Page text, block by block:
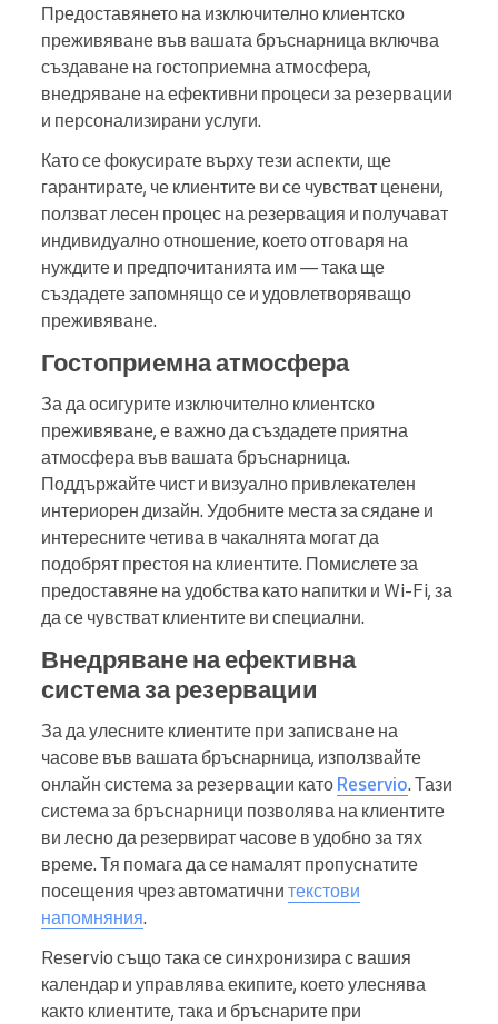
Предоставянето на изключително клиентско
преживяване във вашата бръснарница включва
създаване на гостоприемна атмосфера,
внедряване на ефективни процеси за резервации
и персонализирани услуги.
Като се фокусирате върху тези аспекти, ще
гарантирате, че клиентите ви се чувстват ценени,
ползват лесен процес на резервация и получават
индивидуално отношение, което отговаря на
нуждите и предпочитанията им — така ще
създадете запомнящо се и удовлетворяващо
преживяване.
Гостоприемна атмосфера
За да осигурите изключително клиентско
преживяване, е важно да създадете приятна
атмосфера във вашата бръснарница.
Поддържайте чист и визуално привлекателен
интериорен дизайн. Удобните места за сядане и
интересните четива в чакалнята могат да
подобрят престоя на клиентите. Помислете за
предоставяне на удобства като напитки и Wi-Fi, за
да се чувстват клиентите ви специални.
Внедряване на ефективна
система за резервации
За да улесните клиентите при записване на
часове във вашата бръснарница, използвайте
онлайн система за резервации като Reservio. Тази
система за бръснарници позволява на клиентите
ви лесно да резервират часове в удобно за тях
време. Тя помага да се намалят пропуснатите
посещения чрез автоматични текстови
напомняния.
Reservio също така се синхронизира с вашия
календар и управлява екипите, което улеснява
както клиентите, така и бръснарите при